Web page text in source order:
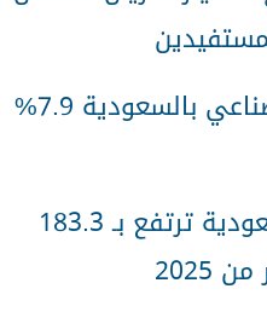
ارتفاع مؤشر الإنتاج الصناعي بالسعودية 7.9%
الودائع المصرفية بالسعودية ترتفع بـ 183.3